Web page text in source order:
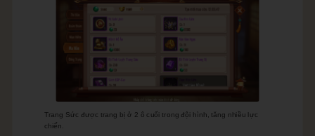
Trang Sức được trang bị ở 2 ô cuối trong đội hình, tăng nhiều lực
chiến.